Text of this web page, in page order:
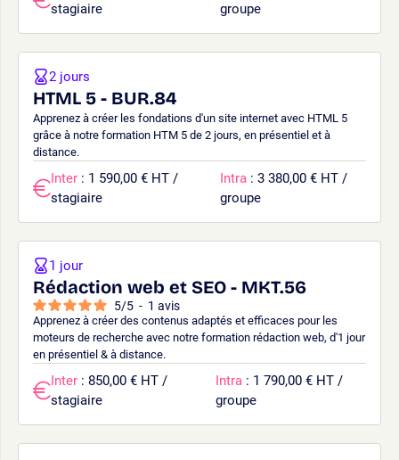
stagiaire groupe
HTML 5 - BUR.84
Apprenez à créer les fondations d'un site internet avec HTML 5
grâce à notre formation HTM 5 de 2 jours, en présentiel et à
distance.
2 jours
Inter : 1 590,00 € HT /
stagiaire
Intra : 3 380,00 € HT /
groupe
Rédaction web et SEO - MKT.56
5/5 - 1 avis
Apprenez à créer des contenus adaptés et efficaces pour les
moteurs de recherche avec notre formation rédaction web, d'1 jour
en présentiel & à distance.
1 jour
Inter : 850,00 € HT /
stagiaire
Intra : 1 790,00 € HT /
groupe